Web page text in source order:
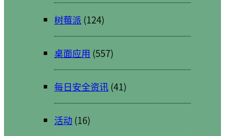
树莓派 (124)
桌面应用 (557)
每日安全资讯(41)
活动 (16)